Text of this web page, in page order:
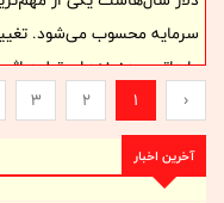
سرمایه محسوب می‌شود.
وارداتی و هزینه‌های تولید
شرکت‌های بورسی را نیز
برخی صنایع به معنای رشد
هزینه‌ها، کاهش حاشیه سود
‹
1
2
3
آخرین اخبار